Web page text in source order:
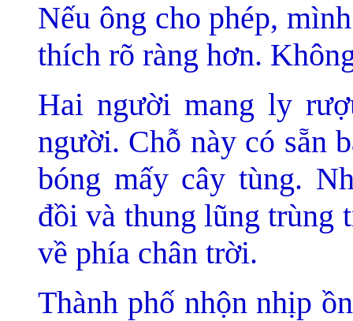
Nếu ông cho phép,
thích rõ ràng hơn.
Hai người mang ly
người. Chỗ này có sẵn
bóng mấy cây tùng.
đồi và thung lũng trùng
về phía chân trời.
Thành phố nhộn nhịp